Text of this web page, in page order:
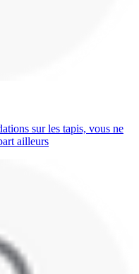
sur les tapis, vous ne
ailleurs